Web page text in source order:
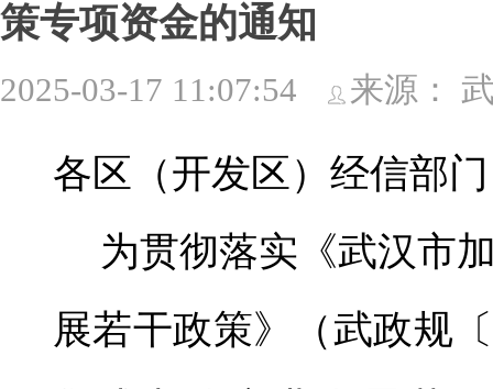
策专项资金的通知
2025-03-17 11:07:54 来源：
各区（开发区）经信部
为贯彻落实《武汉市
展若干政策》（武政规